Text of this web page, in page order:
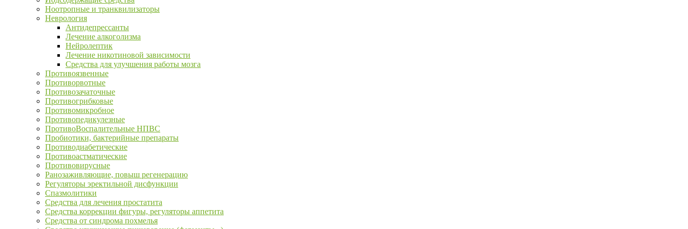
Ноотропные и транквилизаторы
Неврология
Антидепрессанты
Лечение алкоголизма
Нейролептик
Лечение никотиновой зависимости
Средства для улучшения работы мозга
Противоязвенные
Противорвотные
Противозачаточные
Противогрибковые
Противомикробное
Противопедикулезные
ПротивоВоспалительные НПВС
Пробиотики, бактерийные препараты
Противодиабетические
Противоастматические
Противовирусные
Ранозаживляющие, повыш регенерацию
Регуляторы эректильной дисфункции
Спазмолитики
Средства для лечения простатита
Средства коррекции фигуры, регуляторы аппетита
Средства от синдрома похмелья